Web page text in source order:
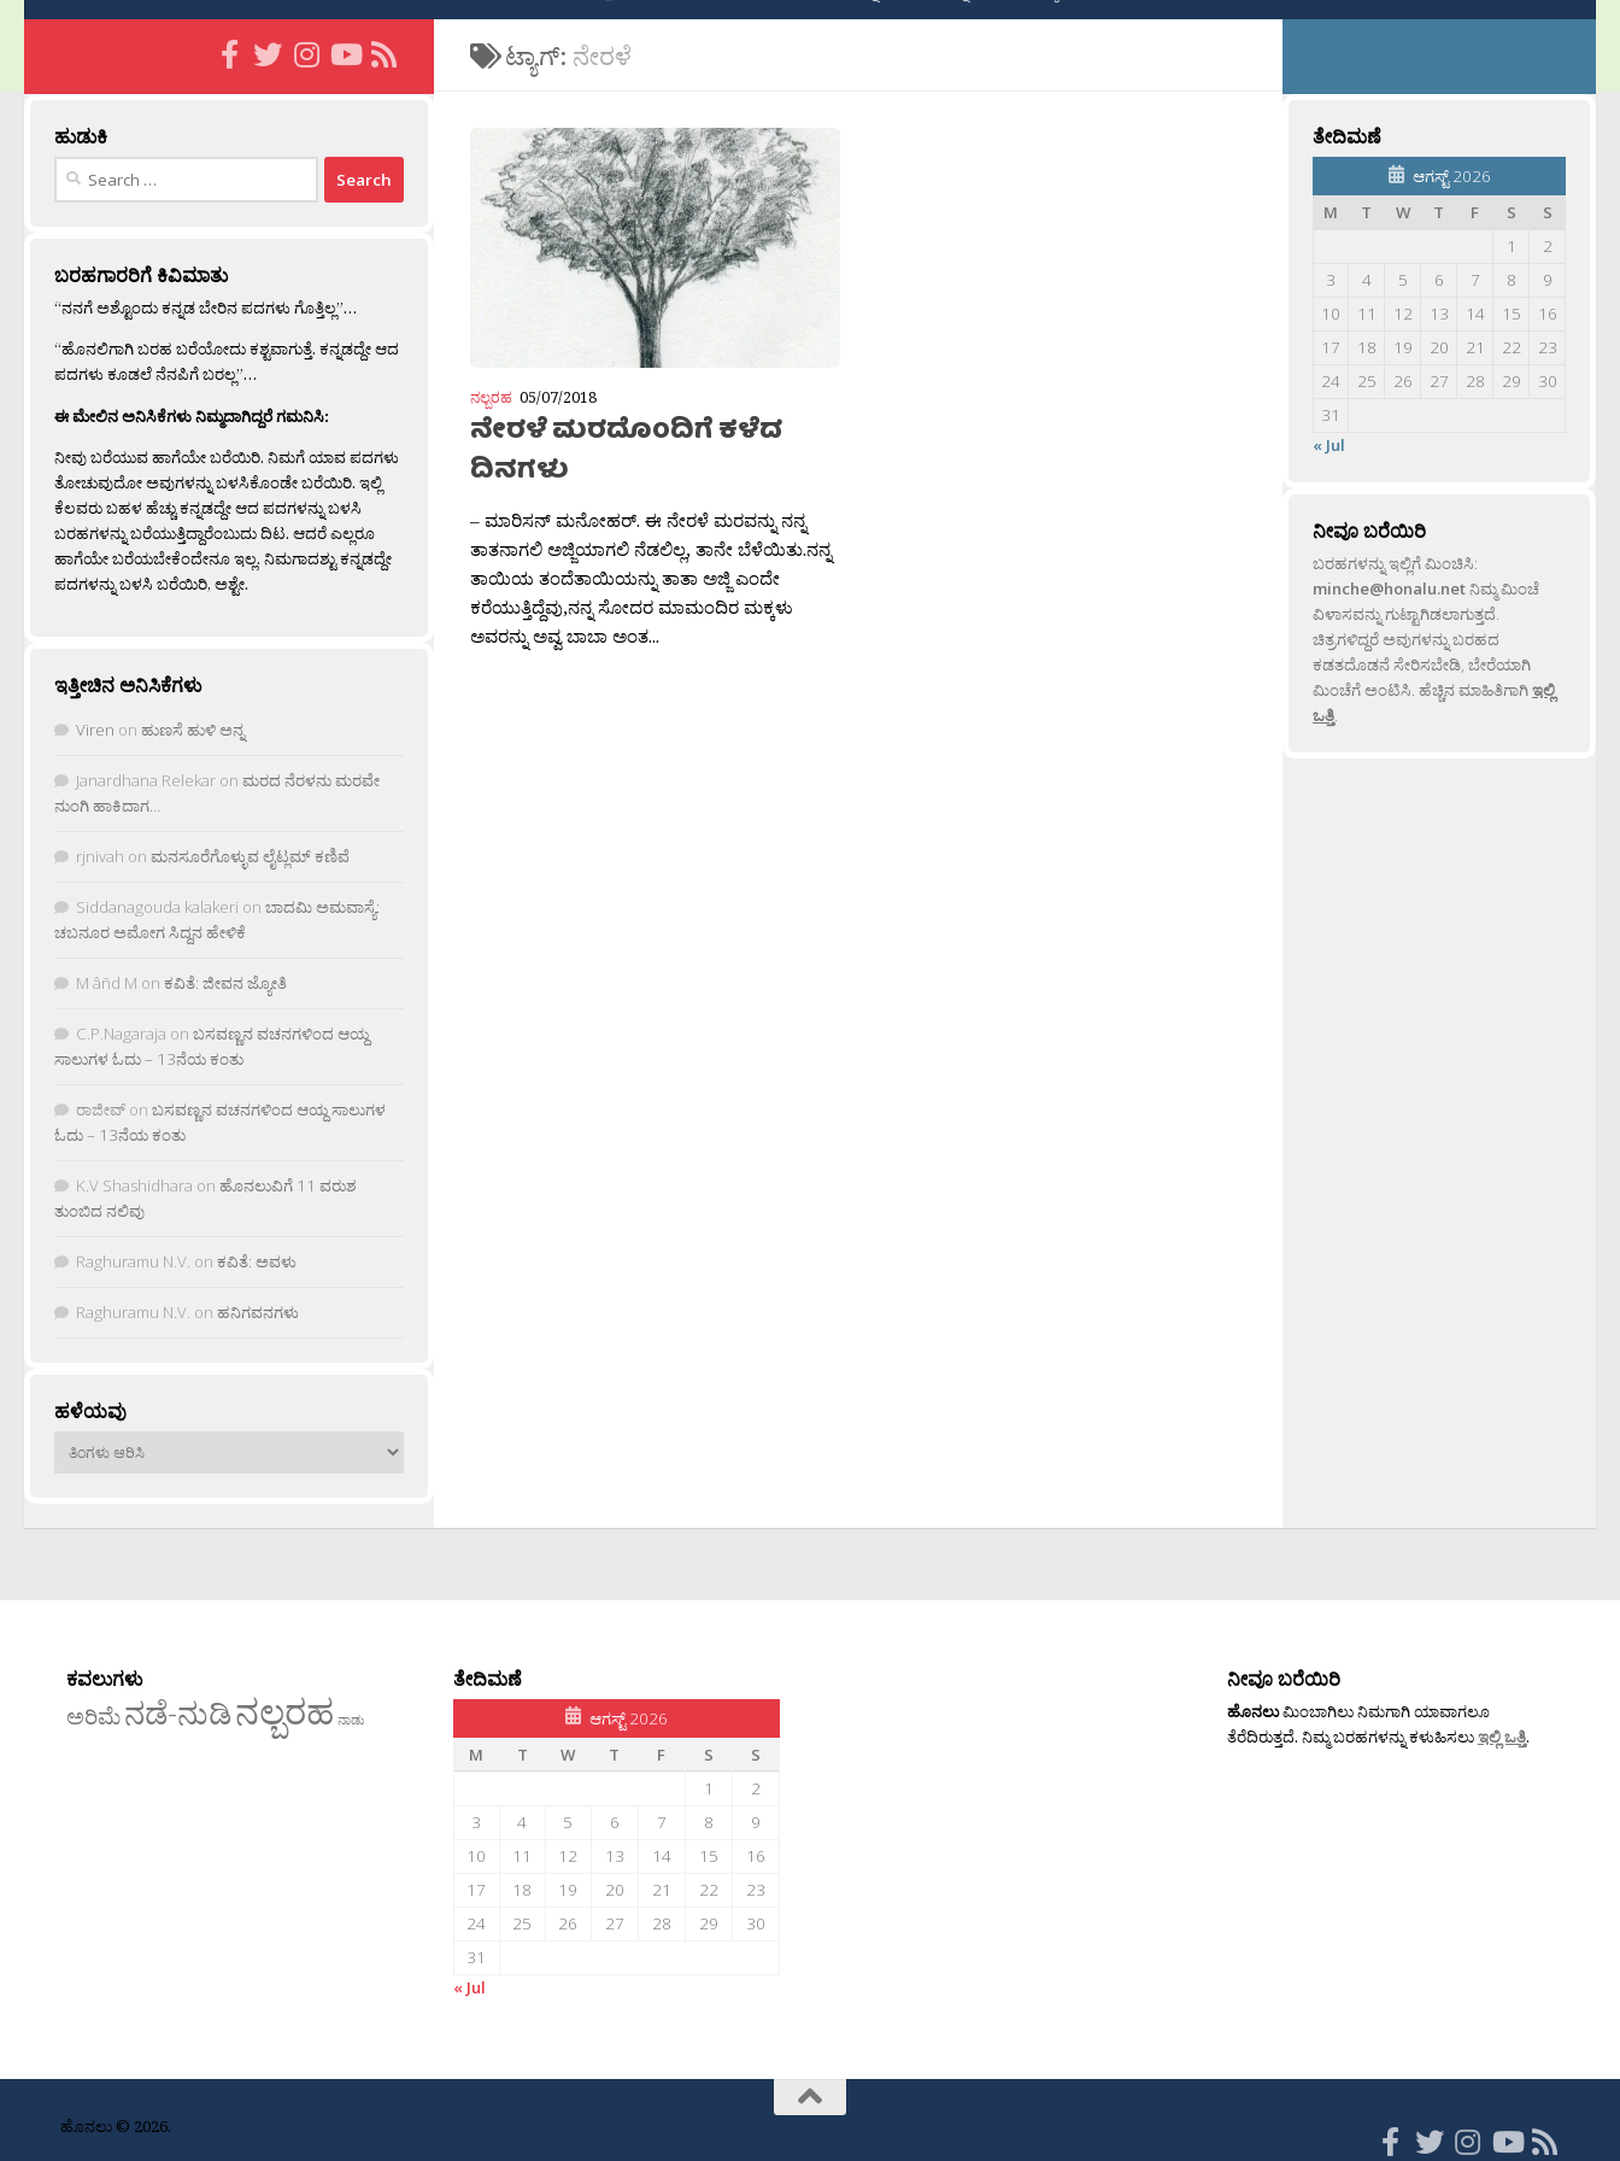
ಟ್ಯಾಗ್: ನೇರಳೆ
ನಲ್ಬರಹ 05/07/2018
ನೇರಳೆ ಮರದೊಂದಿಗೆ ಕಳೆದ
ದಿನಗಳು
– ಮಾರಿಸನ್ ಮನೋಹರ್. ಈ ನೇರಳೆ ಮರವನ್ನು ನನ್ನ
ತಾತನಾಗಲಿ ಅಜ್ಜಿಯಾಗಲಿ ನೆಡಲಿಲ್ಲ, ತಾನೇ ಬೆಳೆಯಿತು.ನನ್ನ
ತಾಯಿಯ ತಂದೆತಾಯಿಯನ್ನು ತಾತಾ ಅಜ್ಜಿ ಎಂದೇ
ಕರೆಯುತ್ತಿದ್ದೆವು,ನನ್ನ ಸೋದರ ಮಾಮಂದಿರ ಮಕ್ಕಳು
ಅವರನ್ನು ಅವ್ವ ಬಾಬಾ ಅಂತ...
ಹುಡುಕಿ
Search
ಬರಹಗಾರರಿಗೆ ಕಿವಿಮಾತು
“ನನಗೆ ಅಶ್ಟೊಂದು ಕನ್ನಡ ಬೇರಿನ ಪದಗಳು ಗೊತ್ತಿಲ್ಲ”…
“ಹೊನಲಿಗಾಗಿ ಬರಹ ಬರೆಯೋದು ಕಶ್ಟವಾಗುತ್ತೆ. ಕನ್ನಡದ್ದೇ ಆದ
ಪದಗಳು ಕೂಡಲೆ ನೆನಪಿಗೆ ಬರಲ್ಲ”…
ಈ ಮೇಲಿನ ಅನಿಸಿಕೆಗಳು ನಿಮ್ಮದಾಗಿದ್ದರೆ ಗಮನಿಸಿ:
ನೀವು ಬರೆಯುವ ಹಾಗೆಯೇ ಬರೆಯಿರಿ. ನಿಮಗೆ ಯಾವ ಪದಗಳು
ತೋಚುವುದೋ ಅವುಗಳನ್ನು ಬಳಸಿಕೊಂಡೇ ಬರೆಯಿರಿ. ಇಲ್ಲಿ
ಕೆಲವರು ಬಹಳ ಹೆಚ್ಚು ಕನ್ನಡದ್ದೇ ಆದ ಪದಗಳನ್ನು ಬಳಸಿ
ಬರಹಗಳನ್ನು ಬರೆಯುತ್ತಿದ್ದಾರೆಂಬುದು ದಿಟ. ಆದರೆ ಎಲ್ಲರೂ
ಹಾಗೆಯೇ ಬರೆಯಬೇಕೆಂದೇನೂ ಇಲ್ಲ. ನಿಮಗಾದಶ್ಟು ಕನ್ನಡದ್ದೇ
ಪದಗಳನ್ನು ಬಳಸಿ ಬರೆಯಿರಿ, ಅಶ್ಟೇ.
ಇತ್ತೀಚಿನ ಅನಿಸಿಕೆಗಳು
Viren on ಹುಣಸೆ ಹುಳಿ ಅನ್ನ
Janardhana Relekar on ಮರದ ನೆರಳನು ಮರವೇ
ನುಂಗಿ ಹಾಕಿದಾಗ…
rjnivah on ಮನಸೂರೆಗೊಳ್ಳುವ ಲೈಟ್ಲಮ್ ಕಣಿವೆ
Siddanagouda kalakeri on ಬಾದಮಿ ಅಮವಾಸ್ಯೆ:
ಚಬನೂರ ಅಮೋಗ ಸಿದ್ದನ ಹೇಳಿಕೆ
M âñd M on ಕವಿತೆ: ಜೀವನ ಜ್ಯೋತಿ
C.P.Nagaraja on ಬಸವಣ್ಣನ ವಚನಗಳಿಂದ ಆಯ್ದ
ಸಾಲುಗಳ ಓದು – 13ನೆಯ ಕಂತು
ರಾಜೀವ್ on ಬಸವಣ್ಣನ ವಚನಗಳಿಂದ ಆಯ್ದ ಸಾಲುಗಳ
ಓದು – 13ನೆಯ ಕಂತು
K.V Shashidhara on ಹೊನಲುವಿಗೆ 11 ವರುಶ
ತುಂಬಿದ ನಲಿವು
Raghuramu N.V. on ಕವಿತೆ: ಅವಳು
Raghuramu N.V. on ಹನಿಗವನಗಳು
ಹಳೆಯವು
ಹಳೆಯವು
ತೇದಿಮಣೆ
ಆಗಸ್ಟ್ 2026
M
T W T F S
S
1
2
3
4 5 6 7 8
9
10
11 12 13 14 15
16
17
18 19 20 21 22
23
24
25 26 27 28 29
30
31
« Jul
ನೀವೂ ಬರೆಯಿರಿ
ಬರಹಗಳನ್ನು ಇಲ್ಲಿಗೆ ಮಿಂಚಿಸಿ:
minche@honalu.netನಿಮ್ಮ ಮಿಂಚೆ
ವಿಳಾಸವನ್ನು ಗುಟ್ಟಾಗಿಡಲಾಗುತ್ತದೆ.
ಚಿತ್ರಗಳಿದ್ದರೆ ಅವುಗಳನ್ನು ಬರಹದ
ಕಡತದೊಡನೆ ಸೇರಿಸಬೇಡಿ, ಬೇರೆಯಾಗಿ
ಮಿಂಚೆಗೆ ಅಂಟಿಸಿ. ಹೆಚ್ಚಿನ ಮಾಹಿತಿಗಾಗಿಇಲ್ಲಿ
ಒತ್ತಿ.
ಕವಲುಗಳು
ಅರಿಮೆನಡೆ-ನುಡಿನಲ್ಬರಹ ನಾಡು
ತೇದಿಮಣೆ
ಆಗಸ್ಟ್ 2026
M
T W T F S
S
1
2
3
4 5 6 7 8
9
10
11 12 13 14 15
16
17
18 19 20 21 22
23
24
25 26 27 28 29
30
31
« Jul
ನೀವೂ ಬರೆಯಿರಿ
ಹೊನಲುಮಿಂಬಾಗಿಲು ನಿಮಗಾಗಿ ಯಾವಾಗಲೂ
ತೆರೆದಿರುತ್ತದೆ. ನಿಮ್ಮ ಬರಹಗಳನ್ನು ಕಳುಹಿಸಲುಇಲ್ಲಿ ಒತ್ತಿ.
ಹೊನಲು © 2026.